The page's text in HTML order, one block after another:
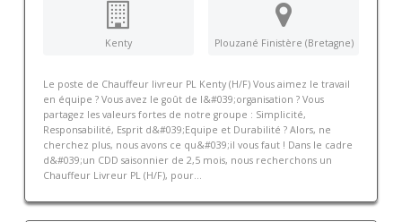
Kenty Plouzané Finistère (Bretagne)
Le poste de Chauffeur livreur PL Kenty (H/F) Vous aimez le travail
en équipe ? Vous avez le goût de l&#039;organisation ? Vous
partagez les valeurs fortes de notre groupe : Simplicité,
Responsabilité, Esprit d&#039;Equipe et Durabilité ? Alors, ne
cherchez plus, nous avons ce qu&#039;il vous faut ! Dans le cadre
d&#039;un CDD saisonnier de 2,5 mois, nous recherchons un
Chauffeur Livreur PL (H/F), pour...